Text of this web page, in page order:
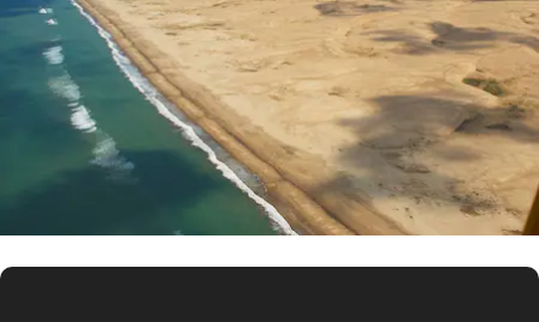
Clima
Mundial 2026
Eventos Corporativos
El Cronista Studio
abre en nueva pestaña